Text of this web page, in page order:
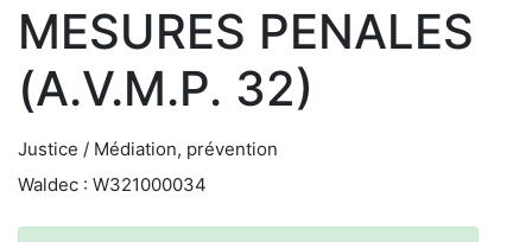
MESURES PENALES
(A.V.M.P. 32)
Justice / Médiation, prévention
Waldec : W321000034